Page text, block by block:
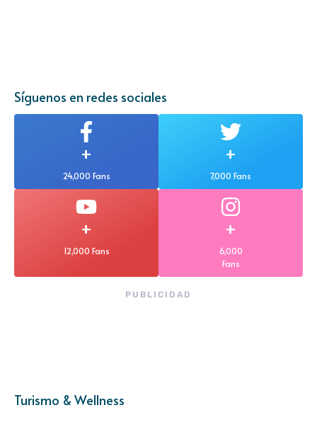
Síguenos en redes sociales
+
24,000 Fans
+
7,000 Fans
+
12,000 Fans
+
6,000
Fans
PUBLICIDAD
Turismo & Wellness